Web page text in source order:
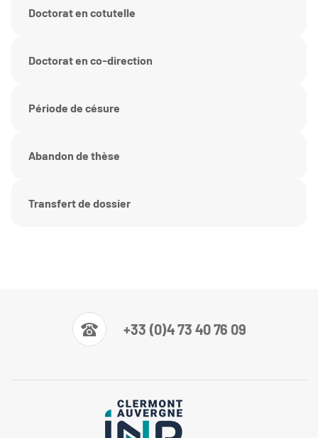
Doctorat en cotutelle
Doctorat en co-direction
Période de césure
Abandon de thèse
Transfert de dossier
+33 (0)4 73 40 76 09